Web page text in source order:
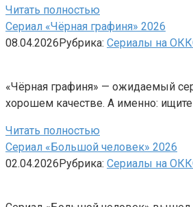
Читать полностью
Сериал «Чёрная графиня» 2026
08.04.2026Рубрика: Сериалы на
«Чёрная графиня» — ожидаемый
хорошем качестве. А именно:
Читать полностью
Сериал «Большой человек» 2026
02.04.2026Рубрика: Сериалы на